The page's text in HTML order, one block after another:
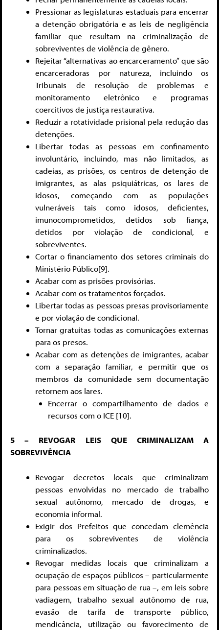
Pressionar as legislaturas estaduais para encerrar
a detenção obrigatória e as leis de negligência
familiar que resultam na criminalização de
sobreviventes de violência de gênero.
Rejeitar “alternativas ao encarceramento” que são
encarceradoras por natureza, incluindo os
Tribunais de resolução de problemas e
monitoramento eletrônico e programas
coercitivos de justiça restaurativa.
Reduzir a rotatividade prisional pela redução das
detenções.
Libertar todas as pessoas em confinamento
involuntário, incluindo, mas não limitados, as
cadeias, as prisões, os centros de detenção de
imigrantes, as alas psiquiátricas, os lares de
idosos, começando com as populações
vulneráveis tais como idosos, deficientes,
imunocomprometidos, detidos sob fiança,
detidos por violação de condicional, e
sobreviventes.
Cortar o financiamento dos setores criminais do
Ministério Público[9].
Acabar com as prisões provisórias.
Acabar com os tratamentos forçados.
Libertar todas as pessoas presas provisoriamente
e por violação de condicional.
Tornar gratuitas todas as comunicações externas
para os presos.
Acabar com as detenções de imigrantes, acabar
com a separação familiar, e permitir que os
membros da comunidade sem documentação
retornem aos lares.
Encerrar o compartilhamento de dados e
recursos com o ICE [10].
5 – REVOGAR LEIS QUE CRIMINALIZAM A
SOBREVIVÊNCIA
Revogar decretos locais que criminalizam
pessoas envolvidas no mercado de trabalho
sexual autônomo, mercado de drogas, e
economia informal.
Exigir dos Prefeitos que concedam clemência
para os sobreviventes de violência
criminalizados.
Revogar medidas locais que criminalizam a
ocupação de espaços públicos – particularmente
para pessoas em situação de rua –, em leis sobre
vadiagem, trabalho sexual autônomo de rua,
evasão de tarifa de transporte público,
mendicância, utilização ou favorecimento de